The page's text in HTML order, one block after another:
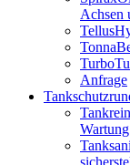
Achsen
Tellus
Tonna
Turbo
Anfrage
Tankschutz